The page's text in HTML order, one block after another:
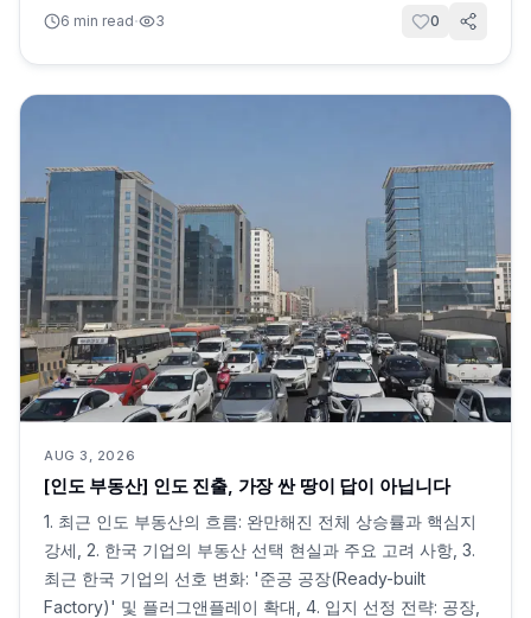
6 min read· 3 0
AUG 3, 2026
[인도 부동산] 인도 진출, 가장 싼 땅이 답이 아닙니다
1. 최근 인도 부동산의 흐름: 완만해진 전체 상승률과 핵심지
강세, 2. 한국 기업의 부동산 선택 현실과 주요 고려 사항, 3.
최근 한국 기업의 선호 변화: '준공 공장(Ready-built
Factory)' 및 플러그앤플레이 확대, 4. 입지 선정 전략: 공장,